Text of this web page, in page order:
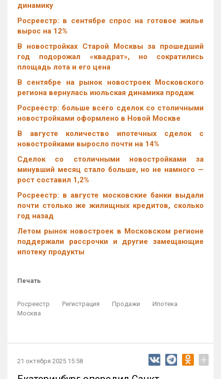
динамику
Росреестр: в сентябре спрос на готовое жилье
вырос на 12%
В новостройках Старой Москвы за прошедший
год подорожал «квадрат», но сократились
площадь лота и его цена
В сентябре на рынок новостроек Московского
региона вернулась июльская динамика продаж
Росреестр: больше всего сделок со столичными
новостройками оформлено в Новой Москве
В августе количество ипотечных сделок с
новостройками выросло почти на 14%
Cделок со столичными новостройками за
минувший месяц стало больше, но не намного —
рост составил 1,2%
Росреестр: в августе московские банки выдали
почти столько же жилищных кредитов, сколько
год назад
Летом рынок новостроек в Московском регионе
поддержали рассрочки и другие замещающие
ипотеку продукты
Печать
Росреестр Регистрация Продажи
Ипотека
Москва
21 октября 2025 15:58 +